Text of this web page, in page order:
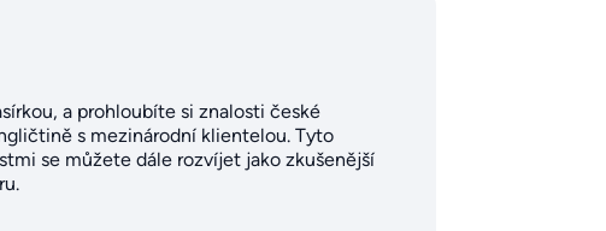
a prohloubíte si znalosti české
s mezinárodní klientelou. Tyto
se můžete dále rozvíjet jako zkušenější